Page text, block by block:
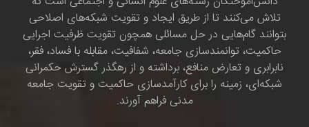
تلاش می‌کنند تا از طریق ایجاد و تقویت شبکه‌های اصلاحی
بتوانند گام‌هایی در حل مسائلی همچون تقویت ظرفیت اجرایی
حاکمیت، توانمندسازی جامعه، شفافیت، مقابله با فساد، فقر،
نابرابری و تعارض منافع، برداشته و از رهگذر گسترش حکمرانی
شبکه‌ای، زمینه را برای کارآمدسازی حاکمیت و تقویت جامعه
مدنی فراهم آورند.